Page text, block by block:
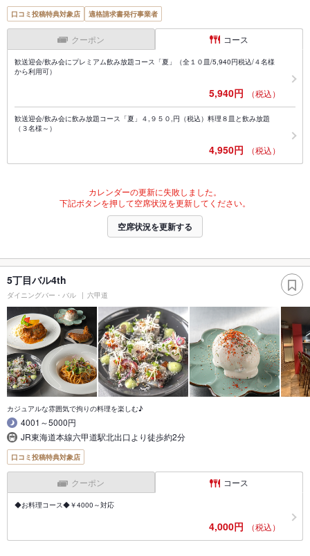
口コミ投稿特典対象店 適格請求書発行事業者
クーポン コース
歓送迎会/飲み会にプレミアム飲み放題コース「夏」（全１０皿/5,940円税込/４名様
から利用可）
5,940円 （税込）
歓送迎会/飲み会に飲み放題コース「夏」４,９５０,円（税込）料理８皿と飲み放題
（３名様～）
4,950円 （税込）
カレンダーの更新に失敗しました。
下記ボタンを押して空席状況を更新してください。
空席状況を更新する
5丁目バル4th
ダイニングバー・バル 六甲道
カジュアルな雰囲気で拘りの料理を楽しむ♪
4001～5000円
JR東海道本線六甲道駅北出口より徒歩約2分
口コミ投稿特典対象店
クーポン コース
◆お料理コース◆￥4000～対応
4,000円 （税込）